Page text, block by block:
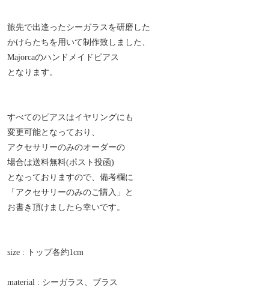
旅先で出逢ったシーガラスを研磨した
かけらたちを用いて制作致しました、
Majorcaのハンドメイドピアス
となります。
すべてのピアスはイヤリングにも
変更可能となっており、
アクセサリーのみのオーダーの
場合は送料無料(ポスト投函)
となっておりますので、備考欄に
「アクセサリーのみのご購入」と
お書き頂けましたら幸いです。
size : トップ各約1cm
material : シーガラス、ブラス